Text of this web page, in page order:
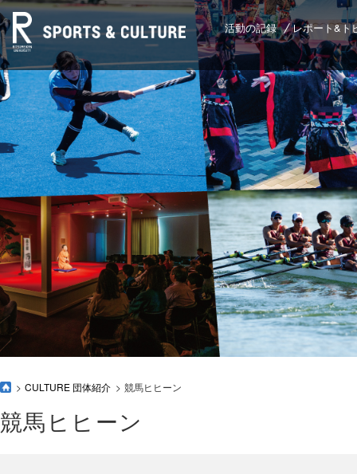
活動の記録 レポート&ト
CULTURE 団体紹介 競馬ヒヒーン
競馬ヒヒーン